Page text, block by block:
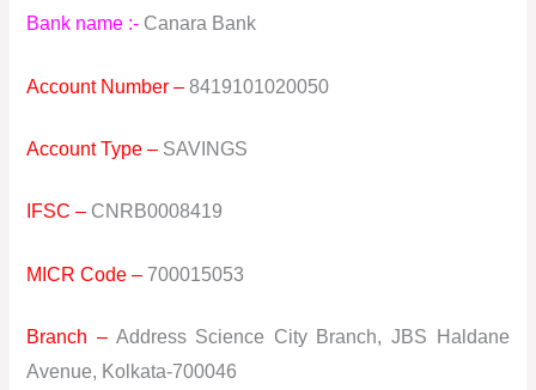
Bank name :- Canara Bank
Account Number – 8419101020050
Account Type – SAVINGS
IFSC – CNRB0008419
MICR Code – 700015053
Branch – Address Science City Branch, JBS Haldane
Avenue, Kolkata-700046